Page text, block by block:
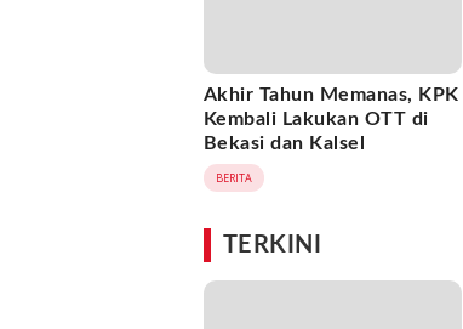
Akhir Tahun Memanas, KPK
Kembali Lakukan OTT di
Bekasi dan Kalsel
BERITA
TERKINI